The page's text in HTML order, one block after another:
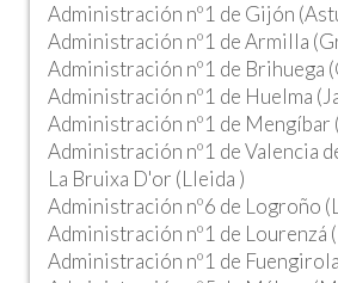
Administración nº1 de Gijón
Administración nº1 de Armilla
Administración nº1 de Brihuega
Administración nº1 de Huelma
Administración nº1 de Mengíbar
Administración nº1 de Valencia
La Bruixa D'or (Lleida )
Administración nº6 de Logroño
Administración nº1 de Lourenzá
Administración nº1 de